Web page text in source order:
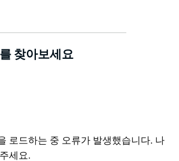
능한 이 아름다운 숙소는 여러분의 편
생각합니다. 서늘한 계절에는 벽난로
에서 보드게임을 하거나 책을 읽으며
으며 더운 여름에는 에어컨 천장 선풍
마음껏 즐기실 수 있습니다.
즐기고 저녁에는 고급스러운 야외 화
한 애디론댁 의자에 앉아 따뜻한 시간
찾아보세요
로드하는 중 오류가 발생했습니다. 나
세요.